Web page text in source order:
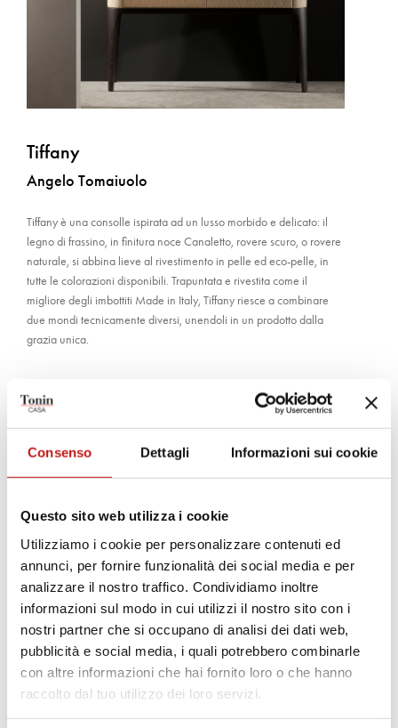
Consenso Dettagli Informazioni sui cookie
Questo sito web utilizza i cookie
Utilizziamo i cookie per personalizzare contenuti ed
annunci, per fornire funzionalità dei social media e per
analizzare il nostro traffico. Condividiamo inoltre
informazioni sul modo in cui utilizzi il nostro sito con i
nostri partner che si occupano di analisi dei dati web,
pubblicità e social media, i quali potrebbero combinarle
con altre informazioni che hai fornito loro o che hanno
raccolto dal tuo utilizzo dei loro servizi.
Tiffany
Angelo Tomaiuolo
Tiffany è una consolle ispirata ad un lusso morbido e delicato: il
legno di frassino, in finitura noce Canaletto, rovere scuro, o rovere
naturale, si abbina lieve al rivestimento in pelle ed eco-pelle, in
tutte le colorazioni disponibili. Trapuntata e rivestita come il
migliore degli imbottiti Made in Italy, Tiffany riesce a combinare
due mondi tecnicamente diversi, unendoli in un prodotto dalla
grazia unica.
Finiture
Strutture
NOCE CANALETTO ROVERE SCURO FRASSINO NERO
Rivestimenti